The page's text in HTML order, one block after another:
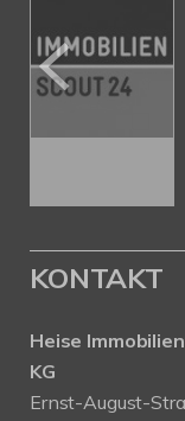
KONTAKT
Heise
KG
Ernst-August-